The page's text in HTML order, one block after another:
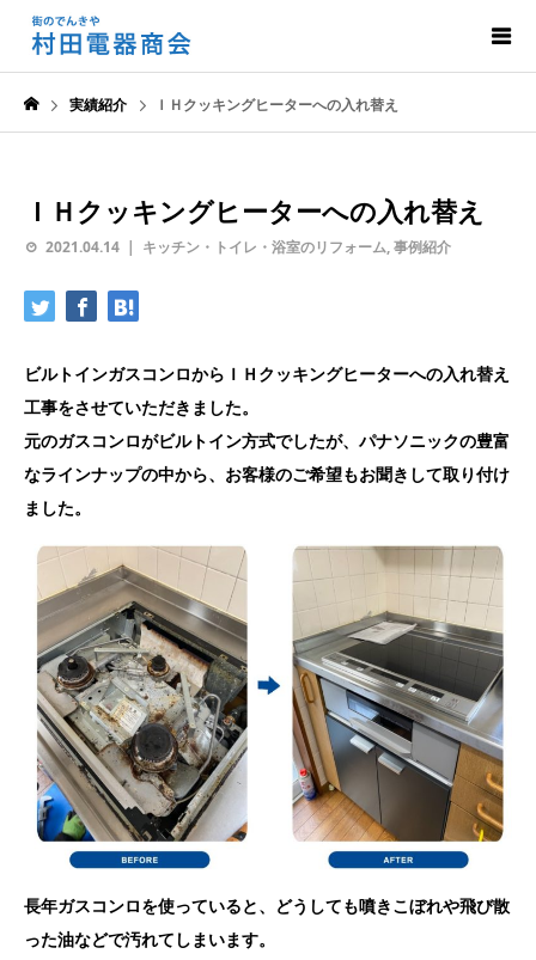
実績紹介 ＩＨクッキングヒーターへの入れ替え
ＩＨクッキングヒーターへの入れ替え
2021.04.14 キッチン・トイレ・浴室のリフォーム,事例紹介
ビルトインガスコンロからＩＨクッキングヒーターへの入れ替え
工事をさせていただきました。
元のガスコンロがビルトイン方式でしたが、パナソニックの豊富
なラインナップの中から、お客様のご希望もお聞きして取り付け
ました。
長年ガスコンロを使っていると、どうしても噴きこぼれや飛び散
った油などで汚れてしまいます。